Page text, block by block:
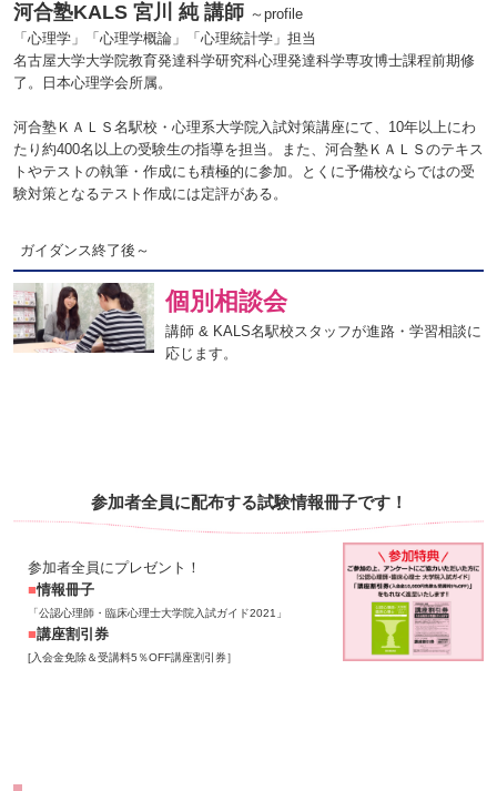
河合塾KALS 宮川 純 講師 ～profile
「心理学」「心理学概論」「心理統計学」担当
名古屋大学大学院教育発達科学研究科心理発達科学専攻博士課程前期修
了。日本心理学会所属。
河合塾ＫＡＬＳ名駅校・心理系大学院入試対策講座にて、10年以上にわ
たり約400名以上の受験生の指導を担当。また、河合塾ＫＡＬＳのテキス
トやテストの執筆・作成にも積極的に参加。とくに予備校ならではの受
験対策となるテスト作成には定評がある。
ガイダンス終了後～
個別相談会
講師 & KALS名駅校スタッフが進路・学習相談に
応じます。
参加者全員に配布する試験情報冊子です！
参加者全員にプレゼント！
■情報冊子
「公認心理師・臨床心理士大学院入試ガイド2021」
■講座割引券
[入会金免除＆受講料5％OFF講座割引券］